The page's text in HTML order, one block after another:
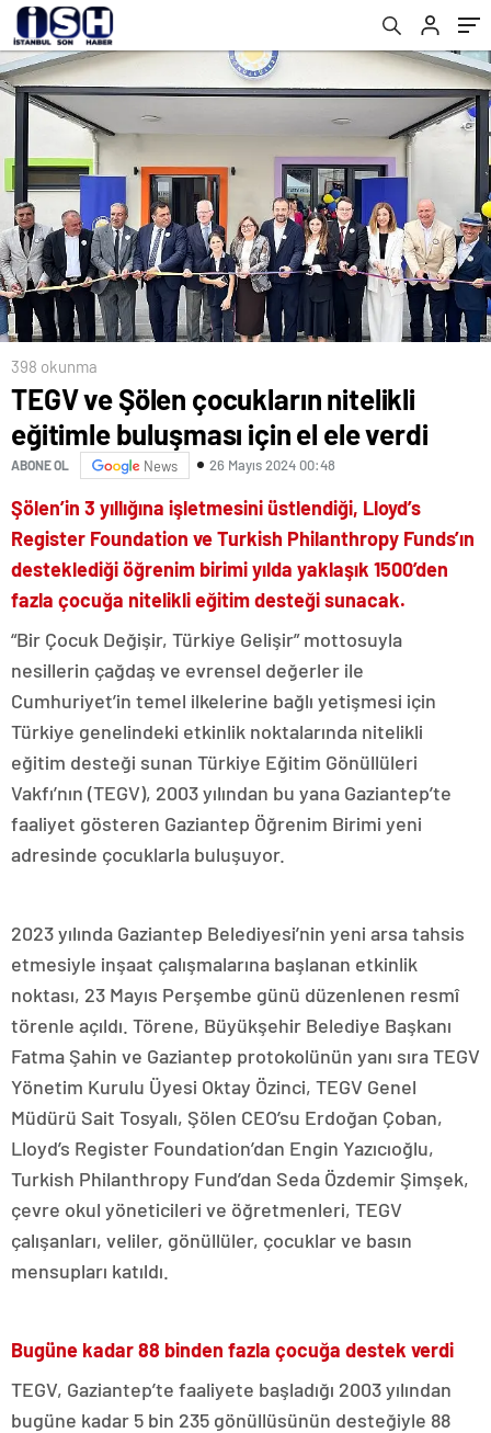
398 okunma
TEGV ve Şölen çocukların nitelikli
eğitimle buluşması için el ele verdi
ABONE OL News 26 Mayıs 2024 00:48
Şölen’in 3 yıllığına işletmesini üstlendiği, Lloyd’s
Register Foundation ve Turkish Philanthropy Funds’ın
desteklediği öğrenim birimi yılda yaklaşık 1500’den
fazla çocuğa nitelikli eğitim desteği sunacak.
“Bir Çocuk Değişir, Türkiye Gelişir” mottosuyla
nesillerin çağdaş ve evrensel değerler ile
Cumhuriyet’in temel ilkelerine bağlı yetişmesi için
Türkiye genelindeki etkinlik noktalarında nitelikli
eğitim desteği sunan Türkiye Eğitim Gönüllüleri
Vakfı’nın (TEGV), 2003 yılından bu yana Gaziantep’te
faaliyet gösteren Gaziantep Öğrenim Birimi yeni
adresinde çocuklarla buluşuyor.
2023 yılında Gaziantep Belediyesi’nin yeni arsa tahsis
etmesiyle inşaat çalışmalarına başlanan etkinlik
noktası, 23 Mayıs Perşembe günü düzenlenen resmî
törenle açıldı. Törene, Büyükşehir Belediye Başkanı
Fatma Şahin ve Gaziantep protokolünün yanı sıra TEGV
Yönetim Kurulu Üyesi Oktay Özinci, TEGV Genel
Müdürü Sait Tosyalı, Şölen CEO’su Erdoğan Çoban,
Lloyd’s Register Foundation’dan Engin Yazıcıoğlu,
Turkish Philanthropy Fund’dan Seda Özdemir Şimşek,
çevre okul yöneticileri ve öğretmenleri, TEGV
çalışanları, veliler, gönüllüler, çocuklar ve basın
mensupları katıldı.
Bugüne kadar 88 binden fazla çocuğa destek verdi
TEGV, Gaziantep’te faaliyete başladığı 2003 yılından
bugüne kadar 5 bin 235 gönüllüsünün desteğiyle 88